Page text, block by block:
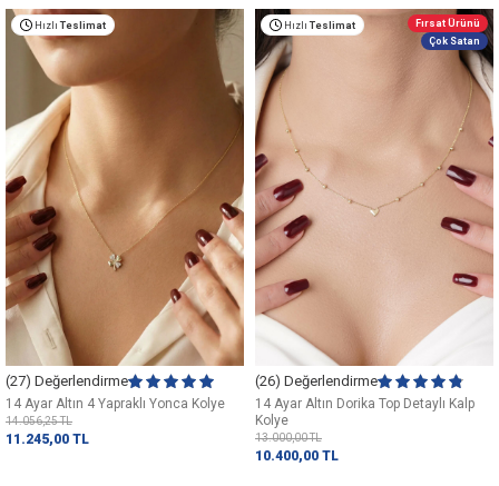
Hızlı Teslimat
(27) Değerlendirme
14 Ayar Altın 4 Yapraklı Yonca Kolye
14.056,25TL
11.245,00 TL
Hızlı Teslimat
Fırsat Ürünü
Çok Satan
(26) Değerlendirme
14 Ayar Altın Dorika Top Detaylı Kalp
Kolye
13.000,00TL
10.400,00 TL